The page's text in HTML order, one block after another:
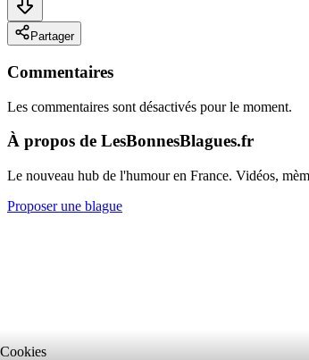
Partager
Commentaires
Les commentaires sont désactivés pour le moment.
À propos de LesBonnesBlagues.fr
Le nouveau hub de l'humour en France. Vidéos,
Proposer une blague
Cookies